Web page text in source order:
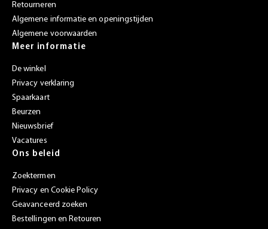
Retourneren
Algemene informatie en openingstijden
Algemene voorwaarden
Meer informatie
De winkel
Privacy verklaring
Spaarkaart
Beurzen
Nieuwsbrief
Vacatures
Ons beleid
Zoektermen
Privacy en Cookie Policy
Geavanceerd zoeken
Bestellingen en Retouren